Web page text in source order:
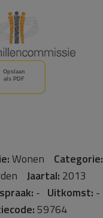
Wonen Categorie:
Jaartal: 2013
- Uitkomst: -
59764